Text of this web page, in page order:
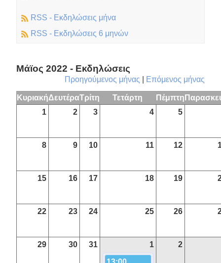
RSS - Εκδηλώσεις μήνα
RSS - Εκδηλώσεις 6 μηνών
Μάϊος 2022 - Εκδηλώσεις
Προηγούμενος μήνας Επόμενος μήνας
ΚυριακήΔευτέραΤρίτη Τετάρτη Πέμπτη
1
2 3 4 5
8 9 10 11 12
15 16 17 18 19
22 23 24 25 26
29 30 31 1 2